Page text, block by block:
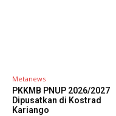
Metanews
PKKMB PNUP 2026/2027
Dipusatkan di Kostrad
Kariango